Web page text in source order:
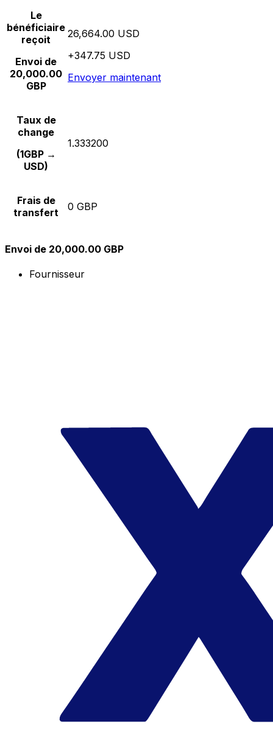
Le
bénéficiaire
reçoit
Envoi de
20,000.00
GBP
26,664.00 USD
+347.75 USD
Envoyer maintenant
Taux de
change
(1GBP →
USD)
1.333200
Frais de
transfert
0 GBP
Envoi de 20,000.00 GBP
Fournisseur